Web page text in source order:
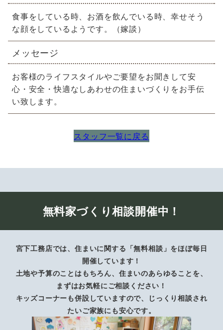
食事をしている時、お酒を飲んでいる時、幸せそう
な顔をしているようです。（嫁談）
メッセージ
お客様のライフスタイルやご要望をお聞きして安
心・安全・快適なしあわせの住まいづくりをお手伝
い致します。
スタッフ一覧に戻る
無料家づくり相談開催中！
宮下工務店では、住まいに関する「無料相談」をほぼ毎日
開催しています！
土地や予算のことはもちろん、住まいのあらゆることを、
まずはお気軽にご相談ください！
キッズコーナーも併設していますので、じっくり相談され
たいご家族にも安心です。